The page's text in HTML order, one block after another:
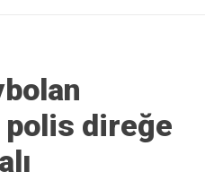
direğe